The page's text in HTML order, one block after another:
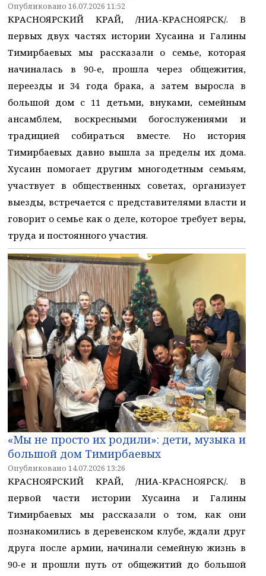
Опубликовано 16.07.2026 11:52
КРАСНОЯРСКИЙ КРАЙ, /НИА-КРАСНОЯРСК/. В
первых двух частях истории Хусаина и Галины
Тимирбаевых мы рассказали о семье, которая
начиналась в 90-е, прошла через общежития,
переезды и 34 года брака, а затем выросла в
большой дом с 11 детьми, внуками, семейным
ансамблем, воскресными богослужениями и
традицией собираться вместе. Но история
Тимирбаевых давно вышла за пределы их дома.
Хусаин помогает другим многодетным семьям,
участвует в общественных советах, организует
выезды, встречается с представителями власти и
говорит о семье как о деле, которое требует веры,
труда и постоянного участия.
«Мы не просто их родили»: дети, музыка и
большой дом Тимирбаевых
Опубликовано 14.07.2026 13:26
КРАСНОЯРСКИЙ КРАЙ, /НИА-КРАСНОЯРСК/. В
первой части истории Хусаина и Галины
Тимирбаевых мы рассказали о том, как они
познакомились в деревенском клубе, ждали друг
друга после армии, начинали семейную жизнь в
90-е и прошли путь от общежитий до большой